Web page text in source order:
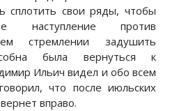
сплотить свои ряды, чтобы
наступление против
стремлении задушить
была вернуться к
Ильич видел и обо всем
что после июльских
вправо.